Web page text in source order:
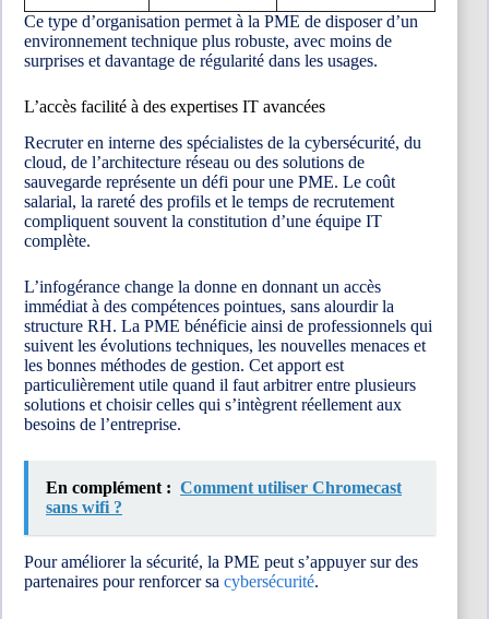
Ce type d’organisation permet à la PME de disposer d’un
environnement technique plus robuste, avec moins de
surprises et davantage de régularité dans les usages.
L’accès facilité à des expertises IT avancées
Recruter en interne des spécialistes de la cybersécurité, du
cloud, de l’architecture réseau ou des solutions de
sauvegarde représente un défi pour une PME. Le coût
salarial, la rareté des profils et le temps de recrutement
compliquent souvent la constitution d’une équipe IT
complète.
L’infogérance change la donne en donnant un accès
immédiat à des compétences pointues, sans alourdir la
structure RH. La PME bénéficie ainsi de professionnels qui
suivent les évolutions techniques, les nouvelles menaces et
les bonnes méthodes de gestion. Cet apport est
particulièrement utile quand il faut arbitrer entre plusieurs
solutions et choisir celles qui s’intègrent réellement aux
besoins de l’entreprise.
En complément : Comment utiliser Chromecast
sans wifi ?
Pour améliorer la sécurité, la PME peut s’appuyer sur des
partenaires pour renforcer sa cybersécurité.